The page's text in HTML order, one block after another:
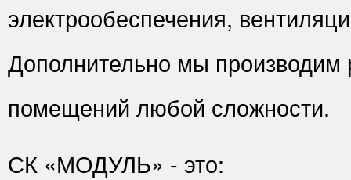
электрообеспечения,
Дополнительно мы производим
помещений любой сложности.
СК «МОДУЛЬ» - это: